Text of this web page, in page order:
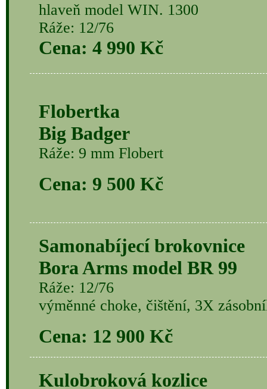
hlaveň model WIN. 1300
Ráže: 12/76
Cena: 4 990 Kč
Flobertka
Big Badger
Ráže: 9 mm Flobert
Cena: 9 500 Kč
Samonabíjecí brokovnice
Bora Arms model BR 99
Ráže: 12/76
výměnné choke, čištění, 3X
Cena: 12 900 Kč
Kulobroková kozlice